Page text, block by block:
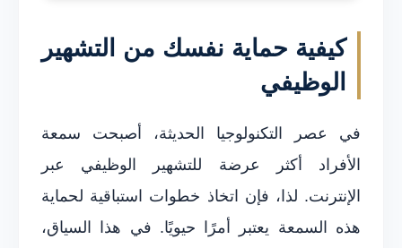
كيفية حماية نفسك من التشهير
الوظيفي
في عصر التكنولوجيا الحديثة، أصبحت سمعة
الأفراد أكثر عرضة للتشهير الوظيفي عبر
الإنترنت. لذا، فإن اتخاذ خطوات استباقية لحماية
هذه السمعة يعتبر أمرًا حيويًا. في هذا السياق،